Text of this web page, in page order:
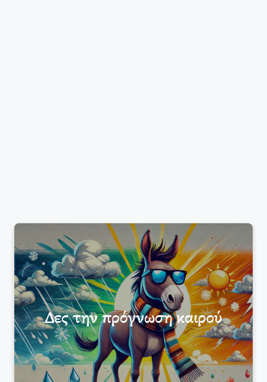
Δες την πρόγνωση καιρού